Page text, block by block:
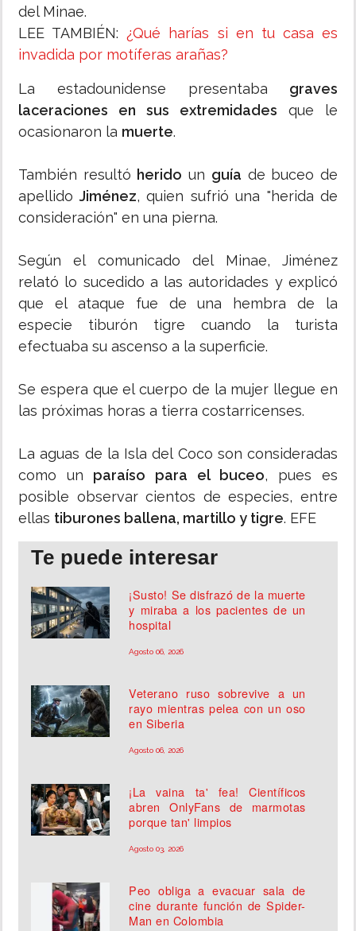
del Minae.
LEE TAMBIÉN: ¿Qué harías si en tu casa es
invadida por motíferas arañas?
La estadounidense presentaba graves
laceraciones en sus extremidades que le
ocasionaron la muerte.
También resultó herido un guía de buceo de
apellido Jiménez, quien sufrió una "herida de
consideración" en una pierna.
Según el comunicado del Minae, Jiménez
relató lo sucedido a las autoridades y explicó
que el ataque fue de una hembra de la
especie tiburón tigre cuando la turista
efectuaba su ascenso a la superficie.
Se espera que el cuerpo de la mujer llegue en
las próximas horas a tierra costarricenses.
La aguas de la Isla del Coco son consideradas
como un paraíso para el buceo, pues es
posible observar cientos de especies, entre
ellas tiburones ballena, martillo y tigre. EFE
Te puede interesar
¡Susto! Se disfrazó de la muerte
y miraba a los pacientes de un
hospital
Agosto 06, 2026
Veterano ruso sobrevive a un
rayo mientras pelea con un oso
en Siberia
Agosto 06, 2026
¡La vaina ta' fea! Científicos
abren OnlyFans de marmotas
porque tan' limpios
Agosto 03, 2026
Peo obliga a evacuar sala de
cine durante función de Spider-
Man en Colombia